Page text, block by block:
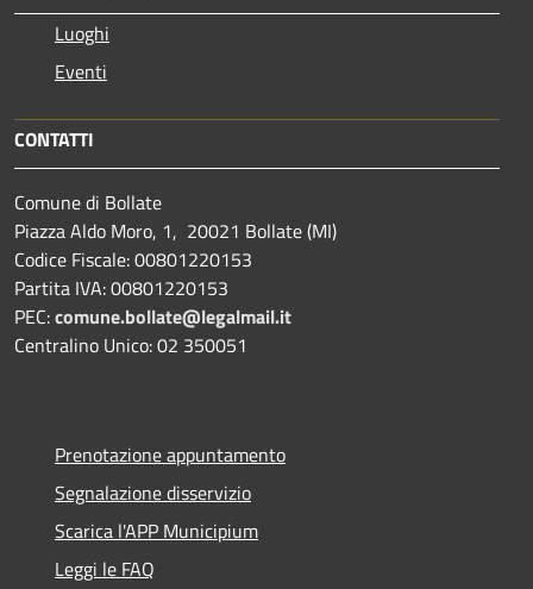
Luoghi
Eventi
CONTATTI
Comune di Bollate
Piazza Aldo Moro, 1, 20021 Bollate (MI)
Codice Fiscale: 00801220153
Partita IVA: 00801220153
PEC:comune.bollate@legalmail.it
Centralino Unico: 02 350051
Prenotazione appuntamento
Segnalazione disservizio
Scarica l'APP Municipium
Leggi le FAQ